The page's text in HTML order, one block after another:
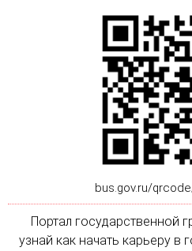
bus.gov.ru/
Портал государственной
узнай как начать карьеру в